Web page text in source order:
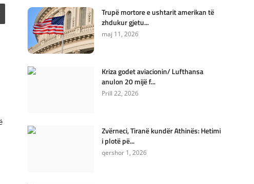
Trupë mortore e ushtarit amerikan të
zhdukur gjetu...
maj 11, 2026
Kriza godet aviacionin/ Lufthansa
anulon 20 mijë f...
Prill 22, 2026
Zvërneci, Tiranë kundër Athinës: Hetimi
i plotë pë...
qershor 1, 2026